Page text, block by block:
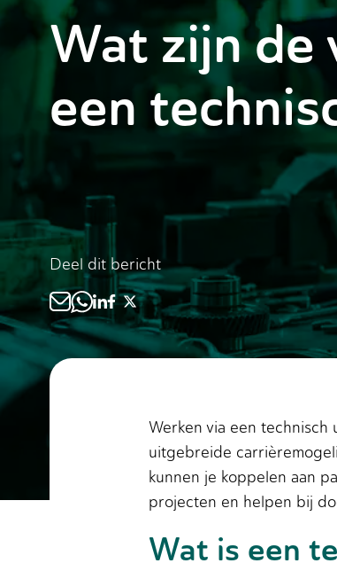
Wat zijn de
een
Deel dit bericht
Werken via een
uitgebreide
kunnen je koppelen aan
projecten en helpen bij
Wat is een